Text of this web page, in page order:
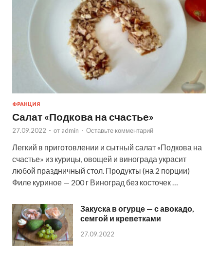
ФРАНЦИЯ
Салат «Подкова на счастье»
27.09.2022 - от admin - Оставьте комментарий
Легкий в приготовлении и сытный салат «Подкова на
счастье» из курицы, овощей и винограда украсит
любой праздничный стол. Продукты (на 2 порции)
Филе куриное — 200 г Виноград без косточек …
Закуска в огурце — с авокадо,
семгой и креветками
27.09.2022